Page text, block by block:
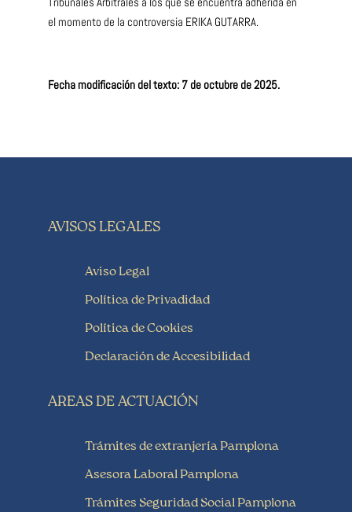
el momento de la controversia ERIKA GUTARRA.
Fecha modificación del texto: 7 de octubre de 2025.
AVISOS LEGALES
Aviso Legal
Política de Privadidad
Política de Cookies
Declaración de Accesibilidad
AREAS DE ACTUACIÓN
Trámites de extranjería Pamplona
Asesora Laboral Pamplona
Trámites Seguridad Social Pamplona